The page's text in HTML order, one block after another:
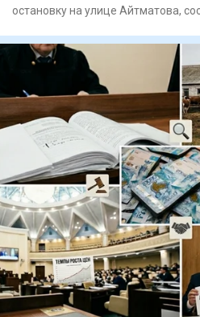
остановку на улице Айтматова,